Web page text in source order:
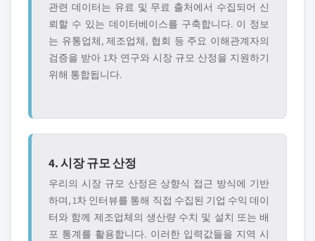
관련 데이터는 유료 및 무료 출처에서 수집되어 신
뢰할 수 있는 데이터베이스를 구축합니다. 이 정보
는 유통업체, 제조업체, 협회 등 주요 이해관계자의
검증을 받아 1차 연구와 시장 규모 산정을 지원하기
위해 통합됩니다.
4. 시장 규모 산정
우리의 시장 규모 산정은 상향식 접근 방식에 기반
하며, 1차 인터뷰를 통해 직접 수집된 기업 수익 데이
터와 함께 제조업체의 생산량 수치 및 설치 또는 배
포 통계를 활용합니다. 이러한 입력값들을 지역 시